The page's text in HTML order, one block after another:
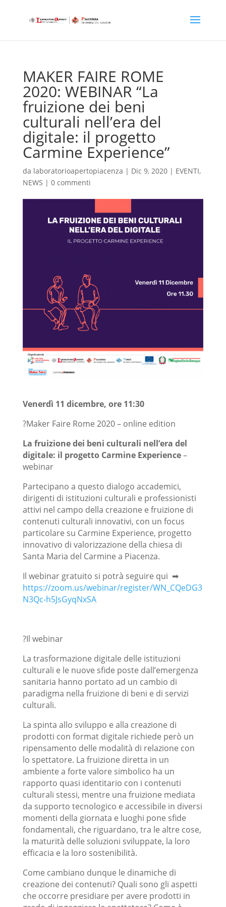
MAKER FAIRE ROME
2020: WEBINAR “La
fruizione dei beni
culturali nell’era del
digitale: il progetto
Carmine Experience”
da laboratorioapertopiacenza | Dic 9, 2020| EVENTI,
NEWS | 0 commenti
Venerdì 11 dicembre, ore 11:30
?Maker Faire Rome 2020 – online edition
La fruizione dei beni culturali nell’era del
digitale: il progetto Carmine Experience–
webinar
Partecipano a questo dialogo accademici,
dirigenti di istituzioni culturali e professionisti
attivi nel campo della creazione e fruizione di
contenuti culturali innovativi, con un focus
particolare su Carmine Experience, progetto
innovativo di valorizzazione della chiesa di
Santa Maria del Carmine a Piacenza.
Il webinar gratuito si potrà seguire qui ➡
https://zoom.us/webinar/register/WN_CQeDG3
N3Qc-h5JsGyqNxSA
?Il webinar
La trasformazione digitale delle istituzioni
culturali e le nuove sfide poste dall’emergenza
sanitaria hanno portato ad un cambio di
paradigma nella fruizione di beni e di servizi
culturali.
La spinta allo sviluppo e alla creazione di
prodotti con format digitale richiede però un
ripensamento delle modalità di relazione con
lo spettatore. La fruizione diretta in un
ambiente a forte valore simbolico ha un
rapporto quasi identitario con i contenuti
culturali stessi, mentre una fruizione mediata
da supporto tecnologico e accessibile in diversi
momenti della giornata e luoghi pone sfide
fondamentali, che riguardano, tra le altre cose,
la maturità delle soluzioni sviluppate, la loro
efficacia e la loro sostenibilità.
Come cambiano dunque le dinamiche di
creazione dei contenuti? Quali sono gli aspetti
che occorre presidiare per avere prodotti in